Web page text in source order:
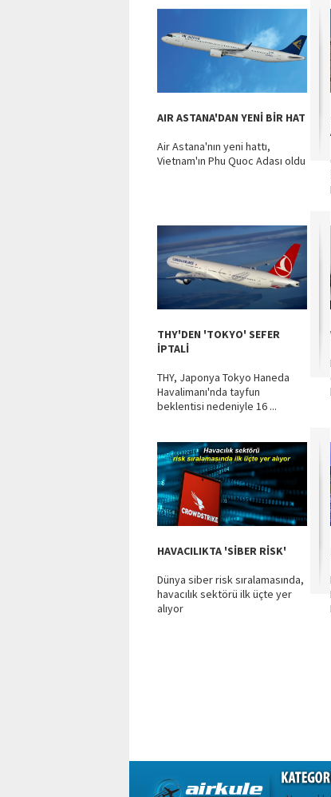
AIR ASTANA'DAN YENİ BİR HAT
Air Astana'nın yeni hattı,
Vietnam'ın Phu Quoc Adası oldu
THY'DEN 'TOKYO' SEFER
İPTALİ
THY, Japonya Tokyo Haneda
Havalimanı'nda tayfun
beklentisi nedeniyle 16 ...
HAVACILIKTA 'SİBER RİSK'
Dünya siber risk sıralamasında,
havacılık sektörü ilk üçte yer
alıyor